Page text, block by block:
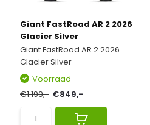
Giant FastRoad AR 2 2026
Glacier Silver
Giant FastRoad AR 2 2026
Glacier Silver
Voorraad
€1.199,- €849,-